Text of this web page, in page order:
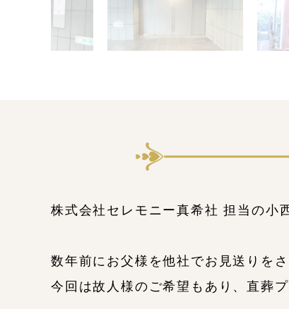
株式会社セレモニー真希社 担当の小
数年前にお父様を他社でお見送りを
今回は故人様のご希望もあり、直葬